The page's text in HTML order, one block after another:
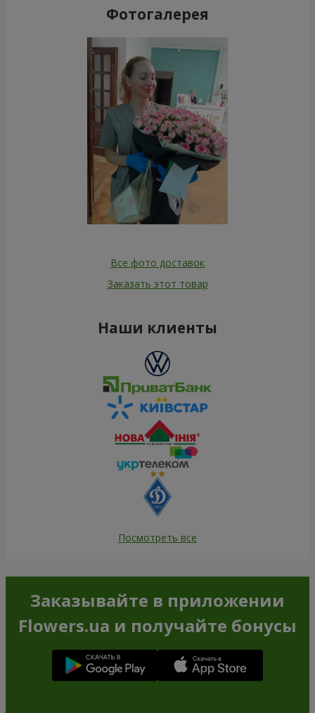
Фотогалерея
Все фото доставок
Заказать этот товар
Наши клиенты
Посмотреть все
Заказывайте в приложении
Flowers.ua и получайте бонусы